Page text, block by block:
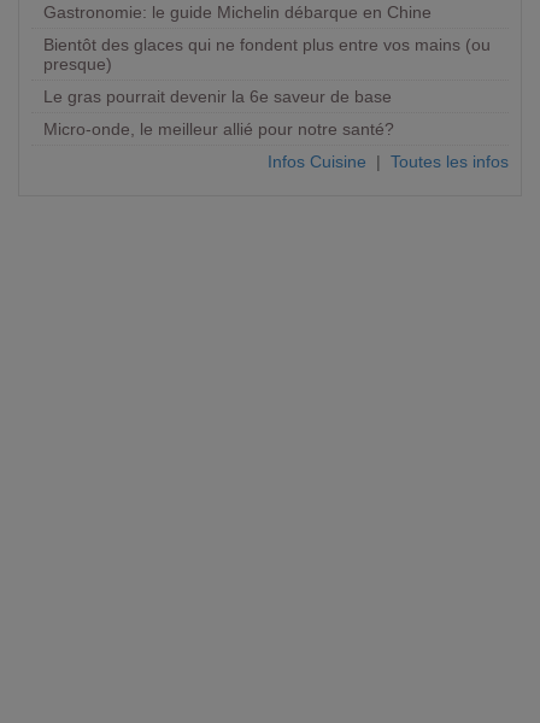
Gastronomie: le guide Michelin débarque en Chine
Bientôt des glaces qui ne fondent plus entre vos mains (ou
presque)
Le gras pourrait devenir la 6e saveur de base
Micro-onde, le meilleur allié pour notre santé?
Infos Cuisine | Toutes les infos